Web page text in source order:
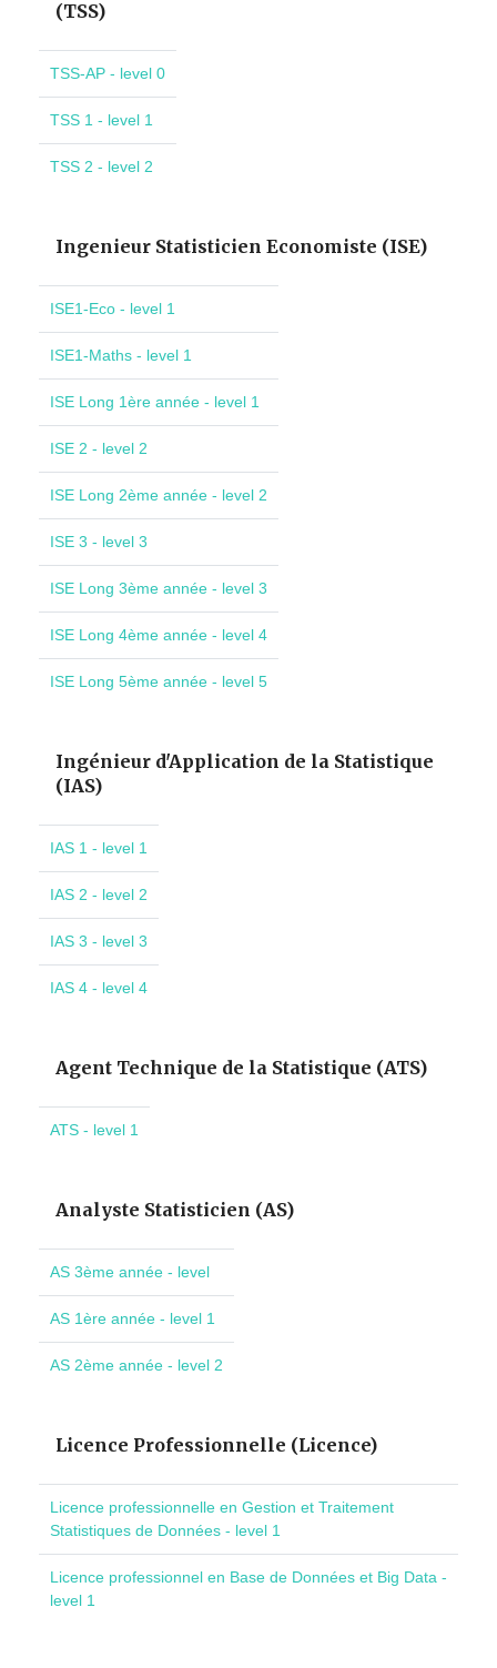
(TSS)
TSS-AP - level 0
TSS 1 - level 1
TSS 2 - level 2
Ingenieur Statisticien Economiste (ISE)
ISE1-Eco - level 1
ISE1-Maths - level 1
ISE Long 1ère année - level 1
ISE 2 - level 2
ISE Long 2ème année - level 2
ISE 3 - level 3
ISE Long 3ème année - level 3
ISE Long 4ème année - level 4
ISE Long 5ème année - level 5
Ingénieur d'Application de la Statistique
(IAS)
IAS 1 - level 1
IAS 2 - level 2
IAS 3 - level 3
IAS 4 - level 4
Agent Technique de la Statistique (ATS)
ATS - level 1
Analyste Statisticien (AS)
AS 3ème année - level
AS 1ère année - level 1
AS 2ème année - level 2
Licence Professionnelle (Licence)
Licence professionnelle en Gestion et Traitement
Statistiques de Données - level 1
Licence professionnel en Base de Données et Big Data -
level 1